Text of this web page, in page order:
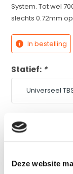
Deze website
System. Tot wel
slechts 0.72mm op
In bestelling
Statief: *
Plus en